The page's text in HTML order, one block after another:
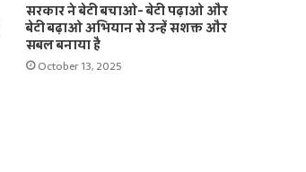
सरकार ने बेटी बचाओ- बेटी पढ़ाओ और
बेटी बढ़ाओ अभियान से उन्हें सशक्त और
सबल बनाया है
October 13, 2025